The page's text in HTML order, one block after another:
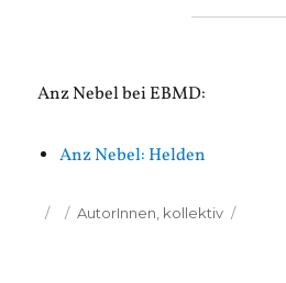
Anz Nebel bei EBMD:
Anz Nebel: Helden
Veröffentlicht
Kategorien
AutorInnen kollektiv